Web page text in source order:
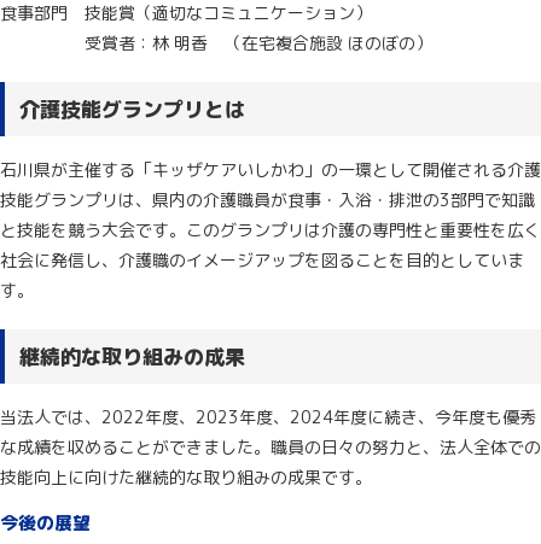
食事部門 技能賞（適切なコミュニケーション）
受賞者：林 明香 （在宅複合施設 ほのぼの）
介護技能グランプリとは
石川県が主催する「キッザケアいしかわ」の一環として開催される介護
技能グランプリは、県内の介護職員が食事・入浴・排泄の3部門で知識
と技能を競う大会です。このグランプリは介護の専門性と重要性を広く
社会に発信し、介護職のイメージアップを図ることを目的としていま
す。
継続的な取り組みの成果
当法人では、2022年度、2023年度、2024年度に続き、今年度も優秀
な成績を収めることができました。職員の日々の努力と、法人全体での
技能向上に向けた継続的な取り組みの成果です。
今後の展望